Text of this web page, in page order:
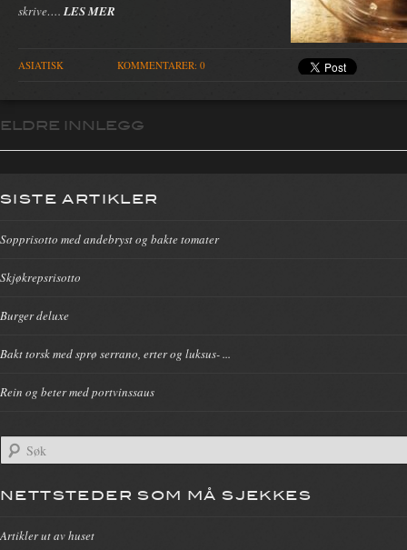
skrive…. LES MER
ASIATISK KOMMENTARER: 0
Innleggsnavigasjon
ELDRE INNLEGG
SISTE ARTIKLER
Sopprisotto med andebryst og bakte tomater
Skjøkrepsrisotto
Burger deluxe
Bakt torsk med sprø serrano, erter og luksus- ...
Rein og beter med portvinssaus
NETTSTEDER SOM MÅ SJEKKES
Artikler ut av huset